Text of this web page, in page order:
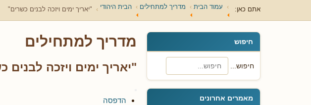
אתם כאן: עמוד הבית מדריך למתחילים הבית היהודי "יאריך ימים ויזכה לבנים כשרים"
חיפוש
חיפוש...
מאמרים אחרונים
מדריך למתחילים
"יאריך ימים ויזכה לבנים
הדפסה